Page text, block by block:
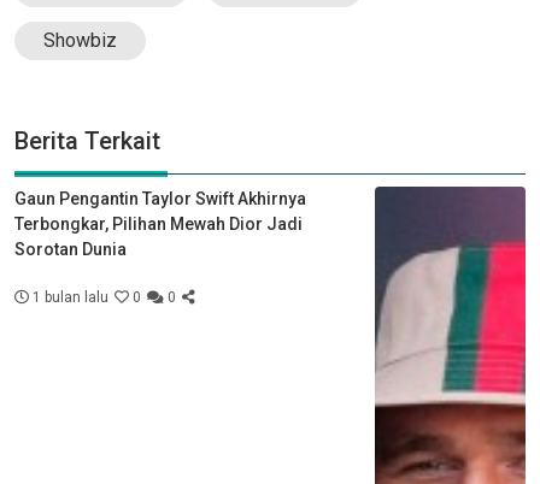
Showbiz
Berita Terkait
Gaun Pengantin Taylor Swift Akhirnya
Terbongkar, Pilihan Mewah Dior Jadi
Sorotan Dunia
1 bulan lalu 0 0